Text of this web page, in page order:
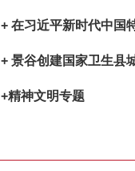
+ 在习近平新时代中国
+ 景谷创建国家卫生县
+精神文明专题